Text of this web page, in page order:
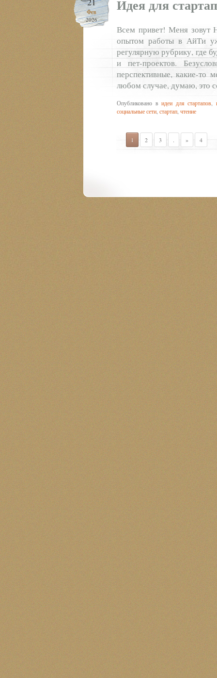
Фев
2026
Идея для
Всем привет! Меня зовут
опытом работы в АйТи
регулярную рубрику, где
и пет-проектов.
перспективные, какие-то
любом случае, думаю, это
Опубликовано в идеи для стартапов,
социальные сети,стартап,чтение
1 2 3 . » 4